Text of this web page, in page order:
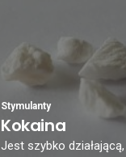
Stymulanty
Kokaina
Jest szybko